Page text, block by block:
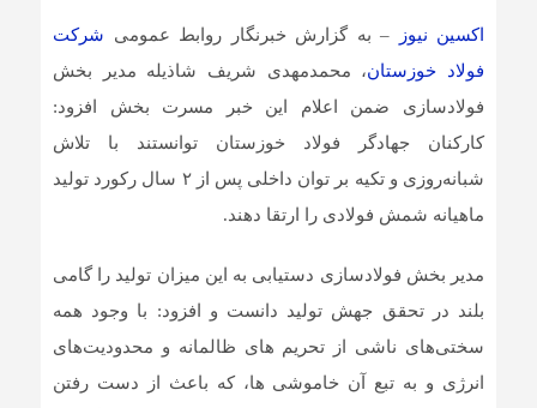
اکسین نیوز – به گزارش خبرنگار روابط عمومی شرکت
فولاد خوزستان، محمد‌مهدی شریف‌ شاذیله مدیر بخش
فولادسازی ضمن اعلام این خبر مسرت بخش افزود:
کارکنان جهادگر فولاد خوزستان توانستند با تلاش
شبانه‌روزی و تکیه بر توان داخلی پس از ۲ سال رکورد تولید
ماهیانه شمش فولادی را ارتقا دهند.
مدیر بخش فولادسازی دستیابی به این میزان تولید را گامی
بلند در تحقق جهش تولید دانست و افزود: با وجود همه
سختی‌های ناشی از تحریم های ظالمانه و محدودیت‌های
انرژی و به تبع آن خاموشی ها، که باعث از دست رفتن